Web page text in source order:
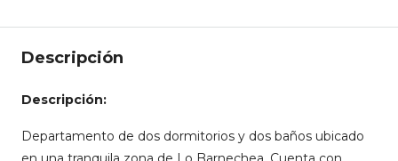
Descripción
Descripción:
Departamento de dos dormitorios y dos baños ubicado